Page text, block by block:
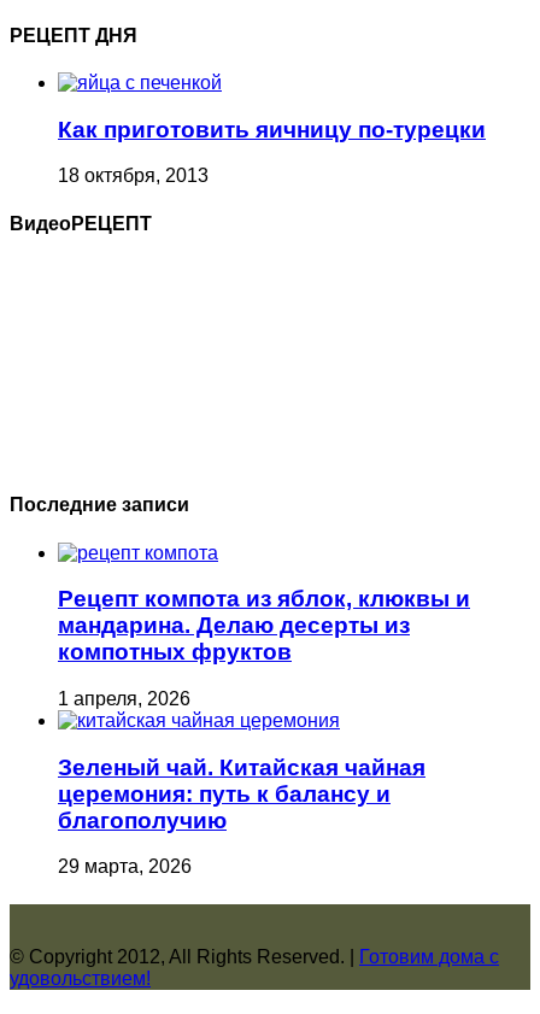
РЕЦЕПТ ДНЯ
Как приготовить яичницу по-турецки
18 октября, 2013
ВидеоРЕЦЕПТ
Последние записи
Рецепт компота из яблок, клюквы и
мандарина. Делаю десерты из
компотных фруктов
1 апреля, 2026
Зеленый чай. Китайская чайная
церемония: путь к балансу и
благополучию
29 марта, 2026
© Copyright 2012, All Rights Reserved. |
Готовим дома с
удовольствием!